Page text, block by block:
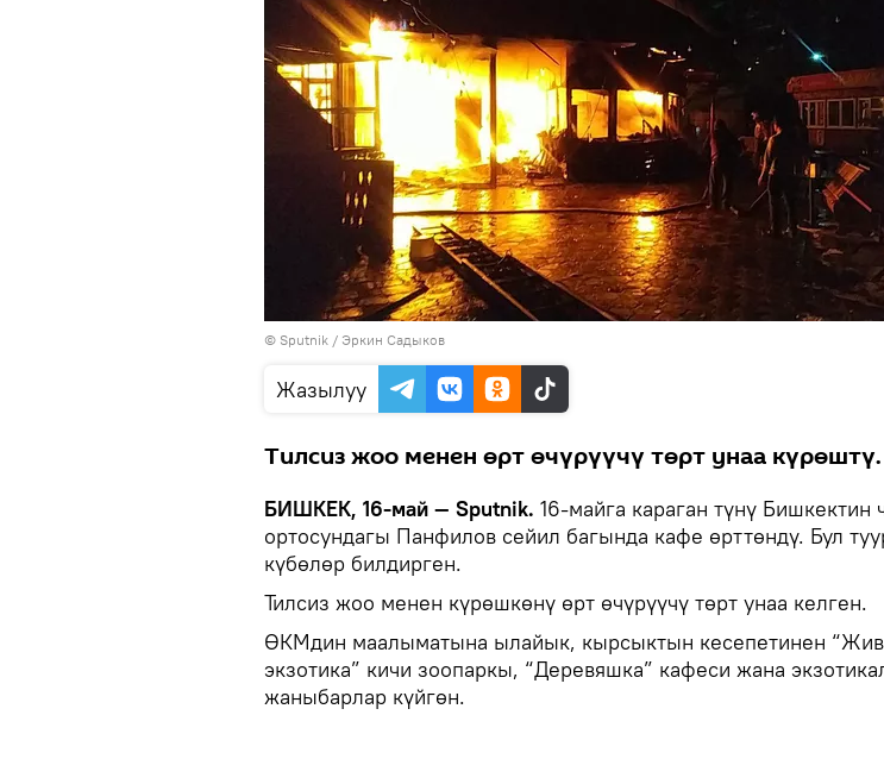
© Sputnik / Эркин Садыков
Жазылуу
Тилсиз жоо менен өрт өчүрүүчү төрт унаа күрөштү.
БИШКЕК, 16-май — Sputnik. 16-майга караган түнү Бишкектин
ортосундагы Панфилов сейил багында кафе өрттөндү. Бул
күбөлөр билдирген.
Тилсиз жоо менен күрөшкөнү өрт өчүрүүчү төрт унаа келген.
ӨКМдин маалыматына ылайык, кырсыктын кесепетинен
экзотика” кичи зоопаркы, “Деревяшка” кафеси жана
жаныбарлар күйгөн.